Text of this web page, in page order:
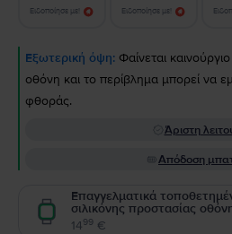
Ειδοποίησε με! Ειδοποίησε με!
Εξωτερική όψη: Φαίνεται
οθόνη και το περίβλημα μπορεί να
φθοράς.
Άριστη
Απόδοση
Επαγγελματικά
σιλικόνης προστασίας
1499 €